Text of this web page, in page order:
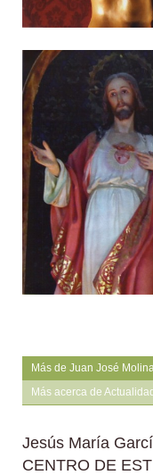
Más de Juan José
Más acerca de
Jesús María
CENTRO DE